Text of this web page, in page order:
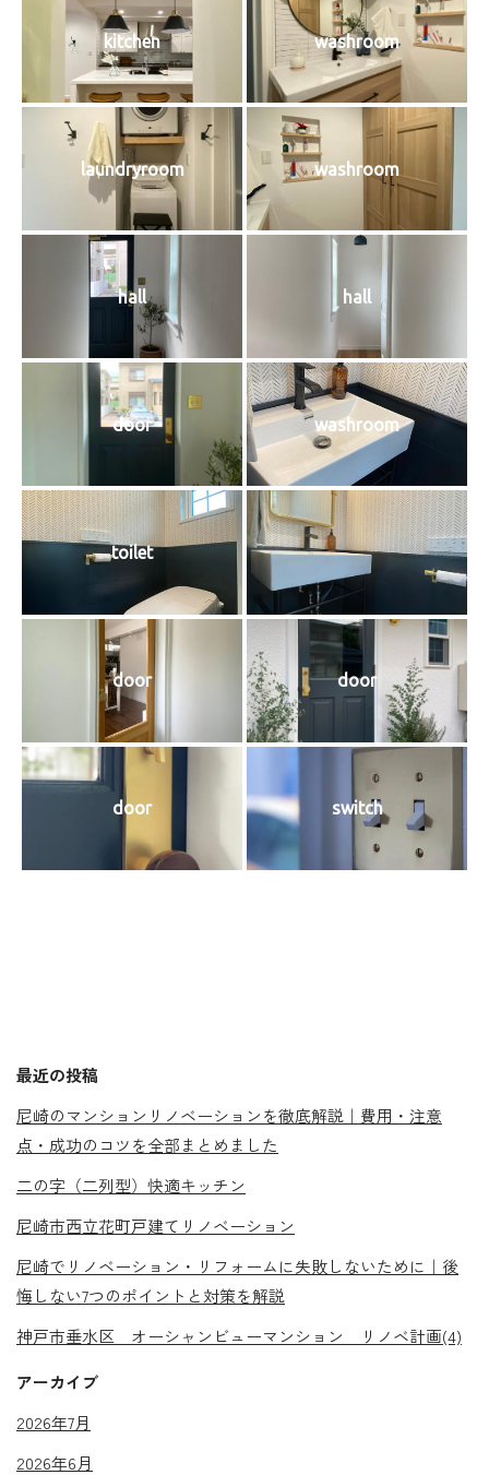
kitchen washroom
laundryroom washroom
hall hall
door washroom
toilet
door door
door switch
最近の投稿
尼崎のマンションリノベーションを徹底解説｜費用・注意
点・成功のコツを全部まとめました
二の字（二列型）快適キッチン
尼崎市西立花町戸建てリノベーション
尼崎でリノベーション・リフォームに失敗しないために｜後
悔しない7つのポイントと対策を解説
神戸市垂水区 オーシャンビューマンション リノベ計画(4)
アーカイブ
2026年7月
2026年6月